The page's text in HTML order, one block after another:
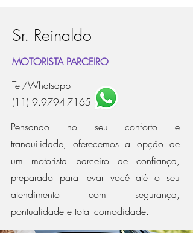
MOTORISTA PARCEIRO
Tel/Whatsapp
(11) 9.9794-7165
Pensando no seu conforto e
tranquilidade, oferecemos a opção de
um motorista parceiro de confiança,
preparado para levar você até o seu
atendimento com segurança,
pontualidade e total comodidade.
Sr. Reinaldo